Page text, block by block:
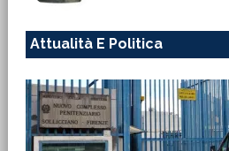
Attualità E Politica